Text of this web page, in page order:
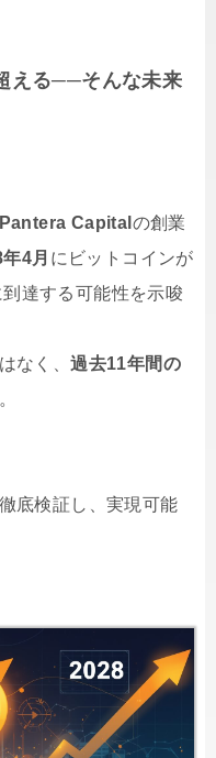
える──そんな未来
Pantera Capital の創業
4月 にビットコインが
到達する可能性を示唆
なく、過去11年間の
底検証し、実現可能